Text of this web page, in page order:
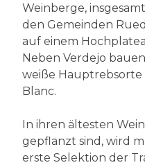
Weinberge,
den Gemeinden
auf einem
Neben Verdejo
weiße Hauptrebsorte
Blanc.
In ihren ältesten
gepflanzt sind, wird
erste Selektion der